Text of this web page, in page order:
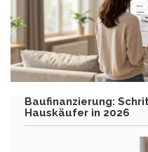
Baufinanzierung:
Hauskäufer in 2026